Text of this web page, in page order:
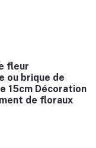
fleur
ou brique de
15cm Décoration
de floraux